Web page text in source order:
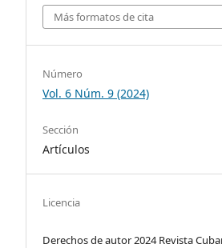
Más formatos de cita
Número
Vol. 6 Núm. 9 (2024)
Sección
Artículos
Licencia
Derechos de autor 2024 Revista